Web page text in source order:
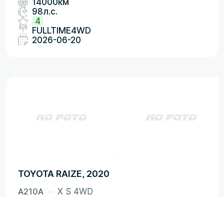
14000км
98л.с.
4
FULLTIME4WD
2026-06-20
TOYOTA RAIZE, 2020
A210A X S 4WD